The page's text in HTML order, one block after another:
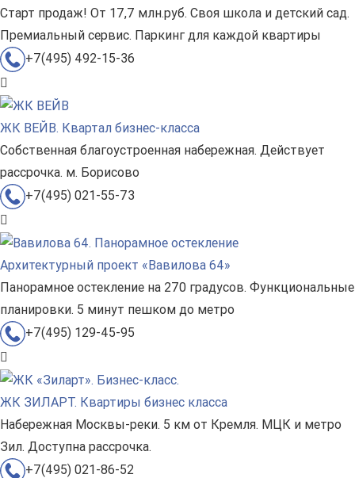
Старт продаж! От 17,7 млн.руб. Своя школа и детский сад.
Премиальный сервис. Паркинг для каждой квартиры
+7(495) 492-15-36
ЖК ВЕЙВ. Квартал бизнес-класса
Собственная благоустроенная набережная. Действует
рассрочка. м. Борисово
+7(495) 021-55-73
Архитектурный проект «Вавилова 64»
Панорамное остекление на 270 градусов. Функциональные
планировки. 5 минут пешком до метро
+7(495) 129-45-95
ЖК ЗИЛАРТ. Квартиры бизнес класса
Набережная Москвы-реки. 5 км от Кремля. МЦК и метро
Зил. Доступна рассрочка.
+7(495) 021-86-52